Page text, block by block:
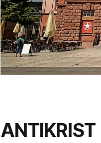
ANTIKRIST